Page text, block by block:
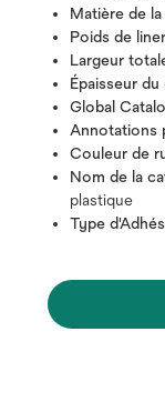
Matière de
Poids de
Largeur
Épaisseur
Global
Annotations
Couleur de
Nom de la
plastique
Type